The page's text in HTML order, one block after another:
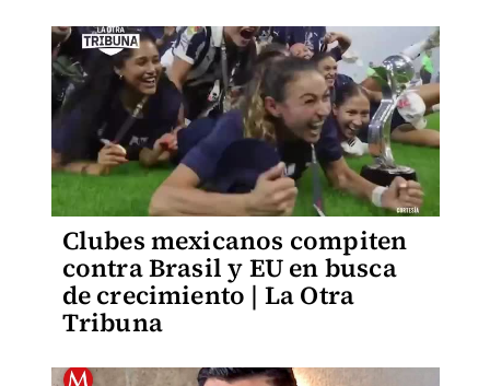
Clubes mexicanos compiten
contra Brasil y EU en busca
de crecimiento | La Otra
Tribuna